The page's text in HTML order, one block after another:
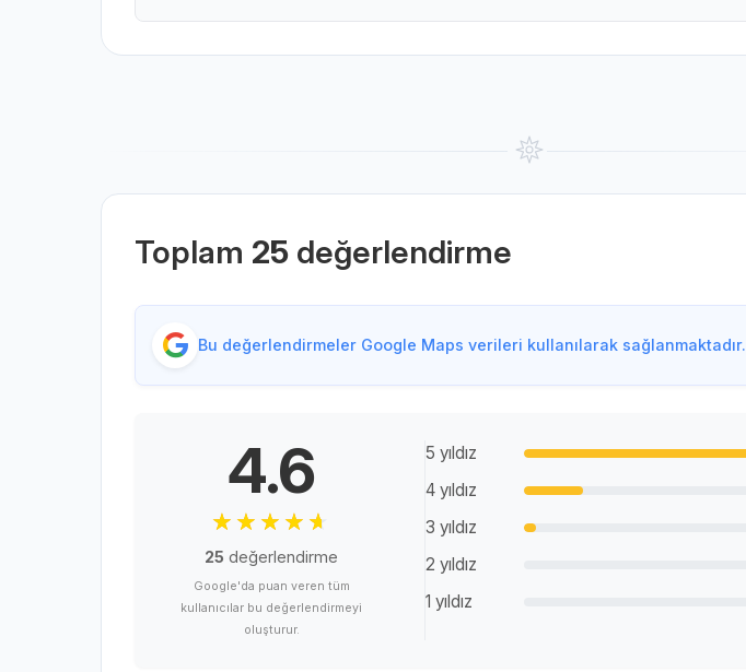
Toplam 25 değerlendirme
Bu değerlendirmeler Google Maps verileri kullanılarak sağlanmaktadır.
4.6
25 değerlendirme
Google'da puan veren tüm
kullanıcılar bu değerlendirmeyi
oluşturur.
5 yıldız
4 yıldız
3 yıldız
2 yıldız
1 yıldız